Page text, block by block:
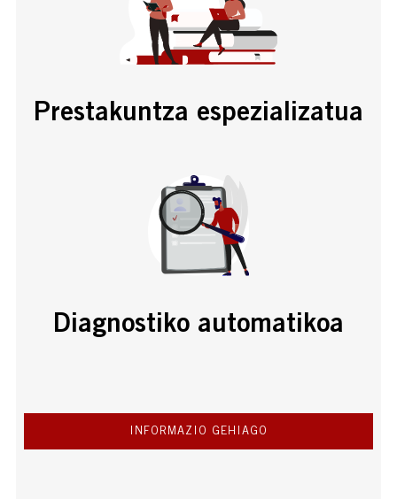
Prestakuntza espezializatua
Diagnostiko automatikoa
INFORMAZIO GEHIAGO